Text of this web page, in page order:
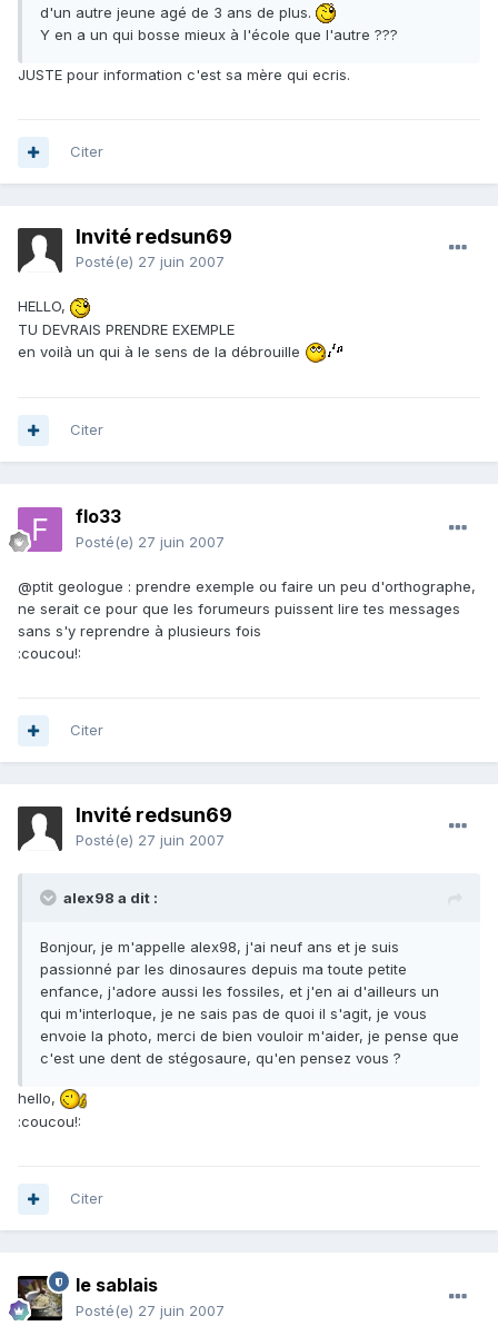
d'un autre jeune agé de 3 ans de plus.
Y en a un qui bosse mieux à l'école que l'autre ???
JUSTE pour information c'est sa mère qui ecris.
Citer
Invité redsun69
Posté(e) 27 juin 2007
HELLO,
TU DEVRAIS PRENDRE EXEMPLE
en voilà un qui à le sens de la débrouille
Citer
flo33
Posté(e) 27 juin 2007
@ptit geologue : prendre exemple ou faire un peu d'orthographe,
ne serait ce pour que les forumeurs puissent lire tes messages
sans s'y reprendre à plusieurs fois
:coucou!:
Citer
Invité redsun69
Posté(e) 27 juin 2007
alex98 a dit :
Bonjour, je m'appelle alex98, j'ai neuf ans et je suis
passionné par les dinosaures depuis ma toute petite
enfance, j'adore aussi les fossiles, et j'en ai d'ailleurs un
qui m'interloque, je ne sais pas de quoi il s'agit, je vous
envoie la photo, merci de bien vouloir m'aider, je pense que
c'est une dent de stégosaure, qu'en pensez vous ?
hello,
:coucou!:
Citer
le sablais
Posté(e) 27 juin 2007